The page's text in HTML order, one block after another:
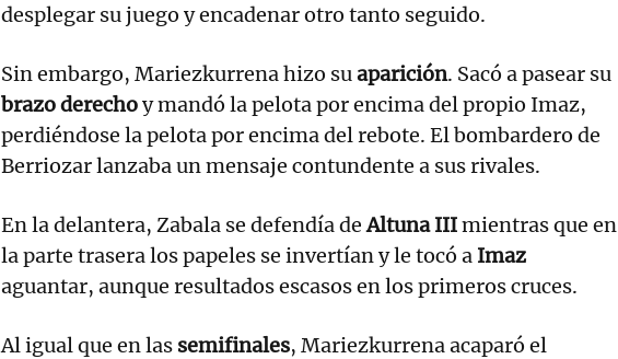
desplegar su juego y encadenar otro tanto seguido.
Sin embargo, Mariezkurrena hizo suaparición. Sacó a pasear su
brazo derechoy mandó la pelota por encima del propio Imaz,
perdiéndose la pelota por encima del rebote. El bombardero de
Berriozar lanzaba un mensaje contundente a sus rivales.
En la delantera, Zabala se defendía deAltuna IIImientras que en
la parte trasera los papeles se invertían y le tocó a Imaz
aguantar, aunque resultados escasos en los primeros cruces.
Al igual que en las semifinales, Mariezkurrena acaparó el